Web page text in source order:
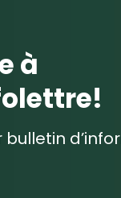
à
bulletin